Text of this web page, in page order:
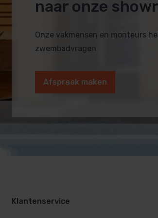
naar onze
Onze vakmensen en monteurs
zwembadvragen.
Afspraak maken
Klantenservice